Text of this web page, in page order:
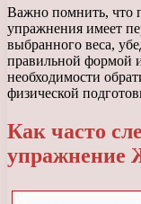
Важно помнить, что
упражнения имеет
выбранного веса,
правильной формой
необходимости
физической
Как часто
упражнение